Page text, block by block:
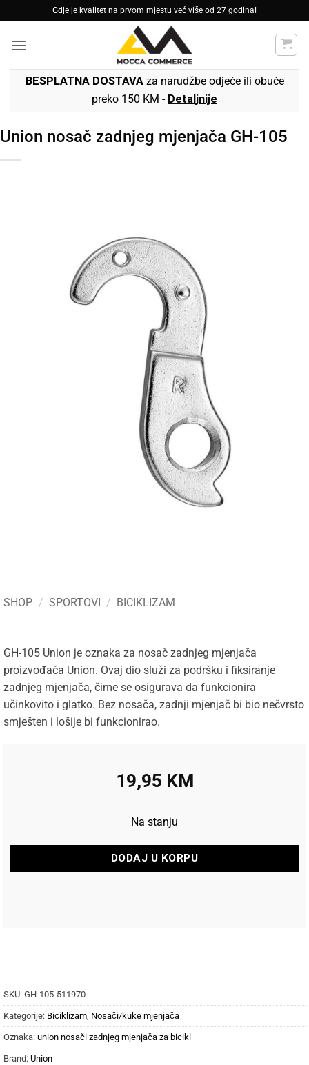
to
content
Gdje je kvalitet na prvom mjestu već više od 27 godina!
BESPLATNA DOSTAVAza narudžbe odjeće ili obuće
preko 150 KM - Detaljnije
Union nosač zadnjeg mjenjača GH-105
SHOP / SPORTOVI / BICIKLIZAM
GH-105 Union je oznaka za nosač zadnjeg mjenjača
proizvođača Union. Ovaj dio služi za podršku i fiksiranje
zadnjeg mjenjača, čime se osigurava da funkcionira
učinkovito i glatko. Bez nosača, zadnji mjenjač bi bio nečvrsto
smješten i lošije bi funkcionirao.
19,95 KM
Na stanju
DODAJ U KORPU
SKU: GH-105-511970
Kategorije: Biciklizam, Nosači/kuke mjenjača
Oznaka: union nosači zadnjeg mjenjača za bicikl
Brand: Union